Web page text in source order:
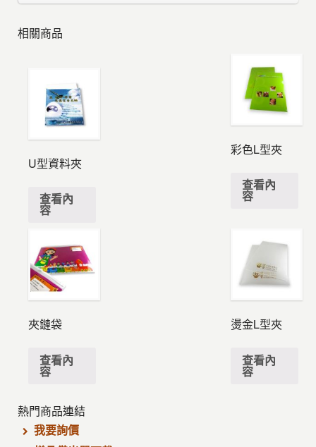
相關商品
U型資料夾
查看內
容
彩色L型夾
查看內
容
夾鏈袋
查看內
容
燙金L型夾
查看內
容
熱門商品連結
我要詢價